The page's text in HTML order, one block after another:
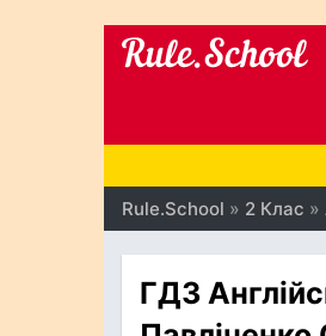
Rule.School » 2 Клас »
ГДЗ